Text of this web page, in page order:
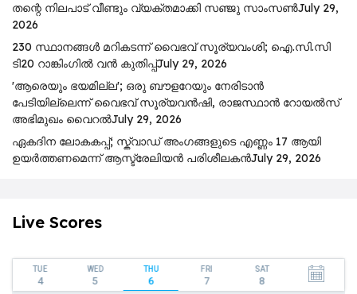
തന്റെ നിലപാട് വീണ്ടും വ്യക്തമാക്കി സഞ്ജു സാംസൺJuly 29,
2026
230 സ്ഥാനങ്ങൾ മറികടന്ന് വൈഭവ് സൂര്യവംശി; ഐ.സി.സി
ടി20 റാങ്കിംഗിൽ വൻ കുതിപ്പ്July 29, 2026
'ആരെയും ഭയമില്ല'; ഒരു ബൗളറേയും നേരിടാൻ
പേടിയില്ലെന്ന് വൈഭവ് സൂര്യവൻഷി, രാജസ്ഥാൻ റോയൽസ്
അഭിമുഖം വൈറൽJuly 29, 2026
ഏകദിന ലോകകപ്പ്; സ്ക്വാഡ് അംഗങ്ങളുടെ എണ്ണം 17 ആയി
ഉയർത്തണമെന്ന് ആസ്ട്രേലിയൻ പരിശീലകൻJuly 29, 2026
Live Scores
TUE
4
WED
5
THU
6
FRI
7
SAT
8